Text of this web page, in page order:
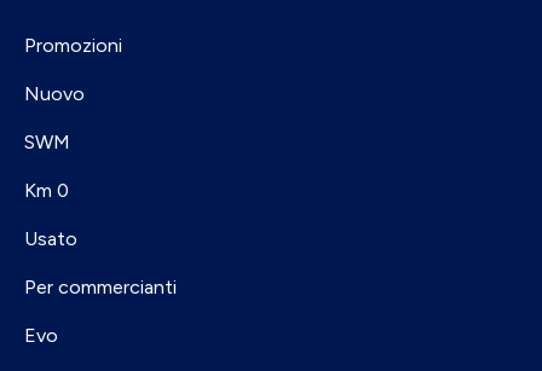
Promozioni
Nuovo
SWM
Km 0
Usato
Per commercianti
Evo